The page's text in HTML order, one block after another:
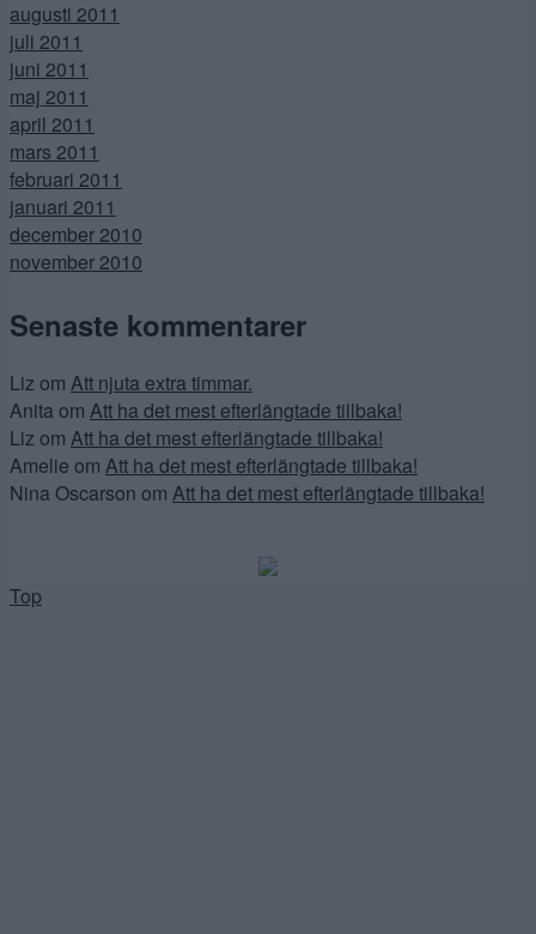
augusti 2011
juli 2011
juni 2011
maj 2011
april 2011
mars 2011
februari 2011
januari 2011
december 2010
november 2010
Senaste kommentarer
Liz om Att njuta extra timmar.
Anita om Att ha det mest efterlängtade tillbaka!
Liz om Att ha det mest efterlängtade tillbaka!
Amelie om Att ha det mest efterlängtade tillbaka!
Nina Oscarson om Att ha det mest efterlängtade tillbaka!
Top